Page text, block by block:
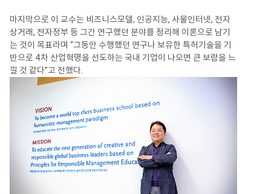
마지막으로 이 교수는 비즈니스모델, 인공지능, 사물인터넷, 전자
상거래, 전자정부 등 그간 연구했던 분야를 정리해 이론으로 남기
는 것이 목표라며 “그동안 수행했던 연구나 보유한 특허기술을 기
반으로 4차 산업혁명을 선도하는 국내 기업이 나오면 큰 보람을 느
낄 것 같다”고 전했다.